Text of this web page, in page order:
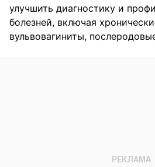
улучшить диагностику и
болезней, включая
вульвовагиниты,